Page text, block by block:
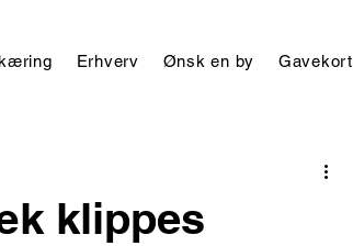
Erhverv Ønsk en by Gavekort
klippes